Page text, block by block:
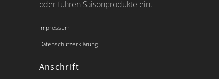
oder führen Saisonprodukte ein.
Impressum
Datenschutzerklärung
Anschrift